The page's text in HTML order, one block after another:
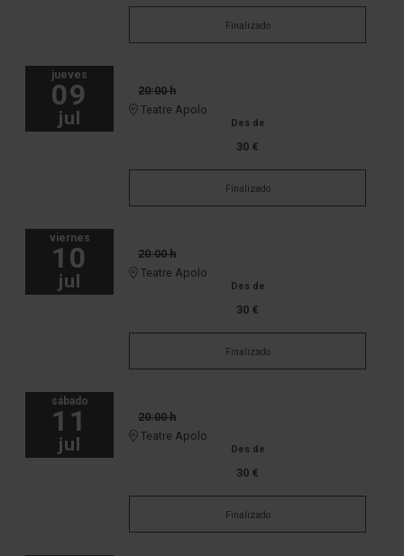
Finalizado
jueves
09
jul
20:00 h
Teatre Apolo
Des de
30 €
Finalizado
viernes
10
jul
20:00 h
Teatre Apolo
Des de
30 €
Finalizado
sábado
11
jul
20:00 h
Teatre Apolo
Des de
30 €
Finalizado